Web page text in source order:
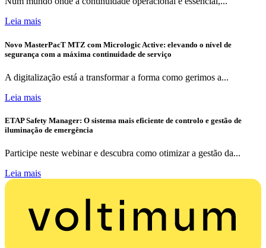
Leia mais
Novo MasterPacT MTZ com Micrologic Active: elevando o nível de
segurança com a máxima continuidade de serviço
A digitalização está a transformar a forma como gerimos a...
Leia mais
ETAP Safety Manager: O sistema mais eficiente de controlo e gestão de
iluminação de emergência
Participe neste webinar e descubra como otimizar a gestão da...
Leia mais